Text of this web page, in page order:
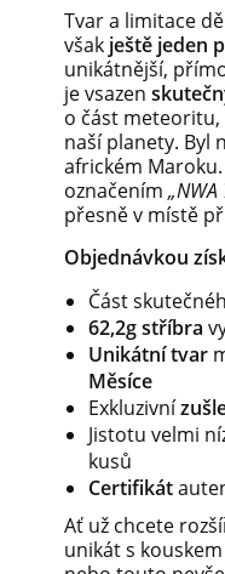
Tvar a limitace
však ještě jeden
unikátnější,
je vsazen
o část
naší planety. Byl
africkém
označením „NWA
přesně v místě
Objednávkou
Část
62,2g stříbra
Unikátní tvar
Měsíce
Exkluzivní
Jistotu velmi
kusů
Certifikát
Ať už chcete
unikát s